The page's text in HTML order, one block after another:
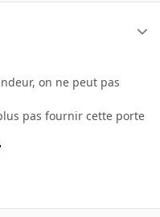
on ne peut pas
pas fournir cette porte